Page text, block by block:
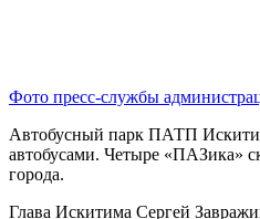
Фото пресс-службы
Автобусный парк ПАТП
автобусами. Четыре «ПАЗика»
города.
Глава Искитима Сергей